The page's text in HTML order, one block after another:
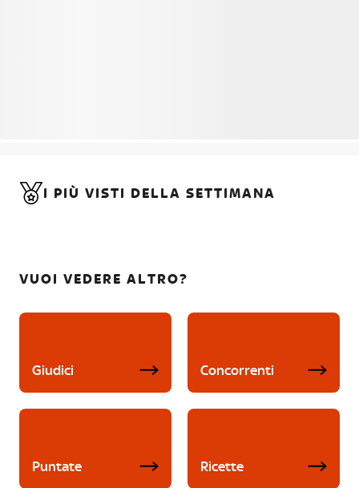
I PIÙ VISTI DELLA SETTIMANA
VUOI VEDERE ALTRO?
Giudici Concorrenti
Puntate Ricette